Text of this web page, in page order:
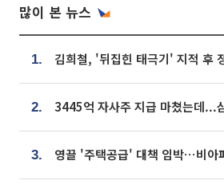
많이 본 뉴스
1.
2.
3.